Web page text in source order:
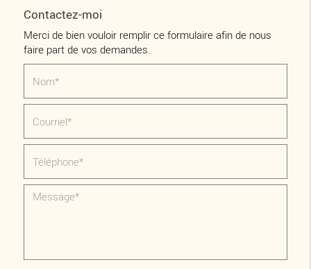
Contactez-moi
Merci de bien vouloir remplir ce formulaire afin de nous
faire part de vos demandes.